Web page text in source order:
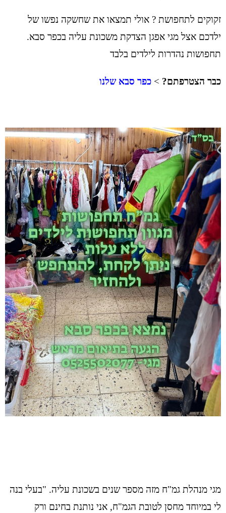
זקוקים לתחפושת ? אולי תמצאו את שחשקה נפשו של
ילדכם אצל מגי אפגן הצדקת משכונת עליה בכפר סבא.
תחפושות נהדרות לילדים בלבד
כבר הצטרפתם? > כפר סבא שלנו
מגי מנהלת גמ"ח מזה מספר שנים בשכונת עליה. "בעלי בנה
לי במיוחד מחסן לטובת הגמ"ח, אני נותנת בחינם ורק